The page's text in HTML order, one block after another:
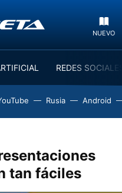
NUEVO
REDES
Rusia Android
tan fáciles